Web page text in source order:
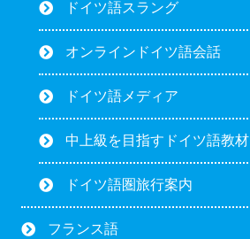
ドイツ語スラング
オンラインドイツ語会話
ドイツ語メディア
中上級を目指すドイツ語教材
ドイツ語圏旅行案内
フランス語